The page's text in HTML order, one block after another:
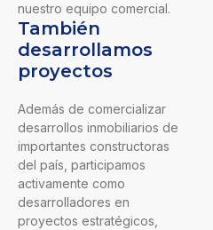
nuestro equipo comercial.
También
desarrollamos
proyectos
Además de comercializar
desarrollos inmobiliarios de
importantes constructoras
del país, participamos
activamente como
desarrolladores en
proyectos estratégicos,